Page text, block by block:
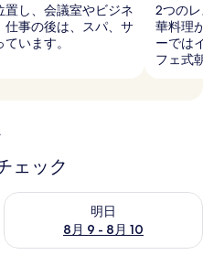
し、会議室やビジネ
仕事の後は、スパ、サ
います。
2つの
華料理
ーでは
フェ式
ェック
ェック
明日
8月 9 - 8月 10
明日 8月 9 - 8月 10 の空室状